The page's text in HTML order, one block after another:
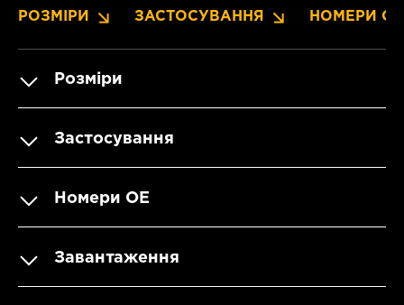
РОЗМІРИ ЗАСТОСУВАННЯ НОМЕРИ OE
Розміри
Застосування
Номери OE
Завантаження